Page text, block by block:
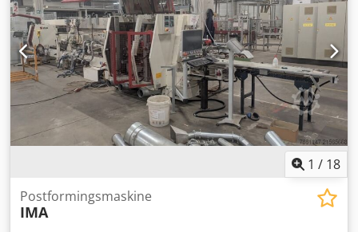
1 / 18
Postformingsmaskine
IMA